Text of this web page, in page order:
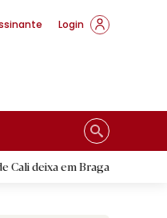
Login
mural artístico